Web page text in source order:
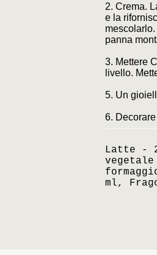
2. Crema.
e la
panna
3. Mettere
livello.
5. Un
6.
Latte -
ml,